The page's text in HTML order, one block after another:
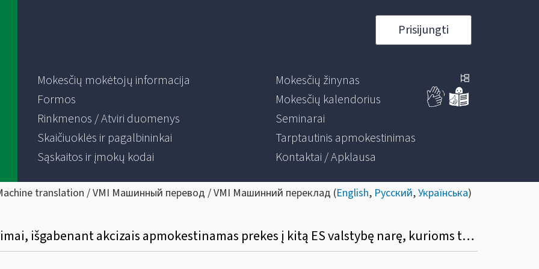
Prisijungti
Mokesčių mokėtojų informacija
Formos
Rinkmenos / Atviri duomenys
Skaičiuoklės ir pagalbininkai
Sąskaitos ir įmokų kodai
Mokesčių žinynas
Mokesčių kalendorius
Seminarai
Tarptautinis apmokestinimas
Kontaktai / Apklausa
translation / VMI Машинный перевод / VMI Машинний переклад (English, Русский,Українська)
Ar keliami krovinio saugumo reikalavimai, išgabenant akcizais apmokestinamas prekes į kitą ES valstybę narę, kurioms taikomas akcizų mokėjimo laikino atidėjimo režimas?